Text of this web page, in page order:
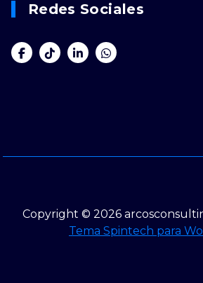
Redes Sociales
Copyright © 2026
Tema Spintech para